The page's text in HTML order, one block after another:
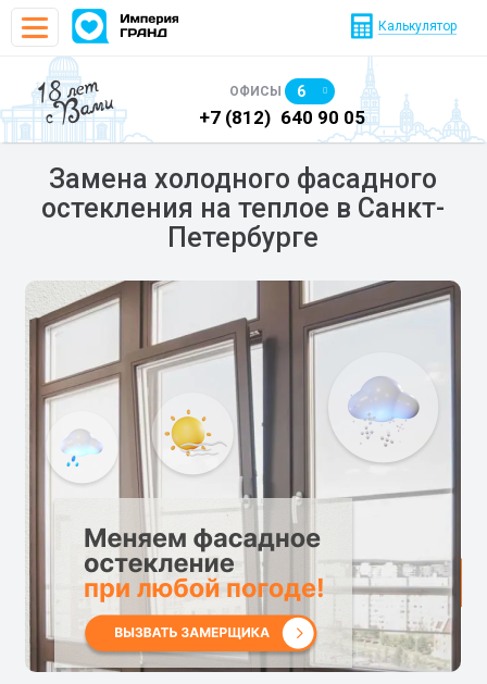
Калькулятор
18 лет
с Вами ОФИСЫ 6
+7 (812) 640 90 05 +7 (812) 640 90 23
Замена холодного фасадного
остекления на теплое в Санкт-
Петербурге